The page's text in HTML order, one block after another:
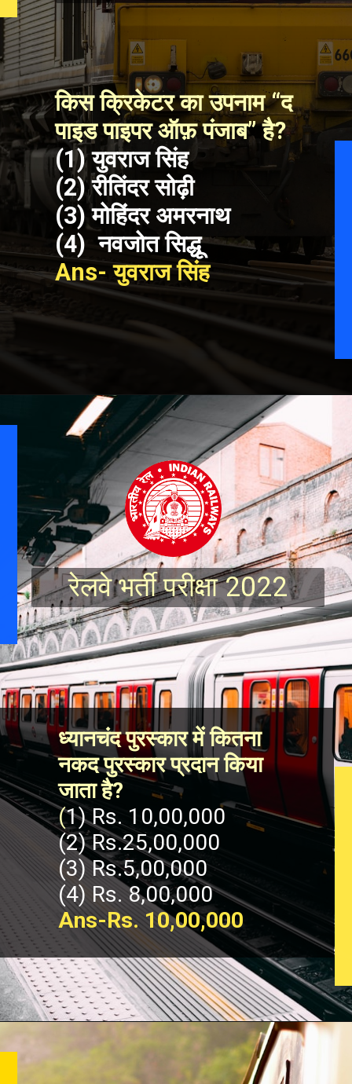
किस क्रिकेटर का उपनाम “द
पाइड पाइपर ऑफ़ पंजाब” है?
(1) युवराज सिंह
(2) रीतिंदर सोढ़ी
(3) मोहिंदर अमरनाथ
(4)  नवजोत सिद्धू
Ans- युवराज सिंह
रेलवे भर्ती परीक्षा 2022
ध्यानचंद पुरस्कार में कितना
नकद पुरस्कार प्रदान किया
जाता है?
(1) Rs. 10,00,000
(2) Rs.25,00,000
(3) Rs.5,00,000
(4) Rs. 8,00,000
Ans-Rs. 10,00,000